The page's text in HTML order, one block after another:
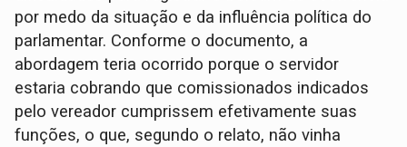
por medo da situação e da influência política do
parlamentar. Conforme o documento, a
abordagem teria ocorrido porque o servidor
estaria cobrando que comissionados indicados
pelo vereador cumprissem efetivamente suas
funções, o que, segundo o relato, não vinha